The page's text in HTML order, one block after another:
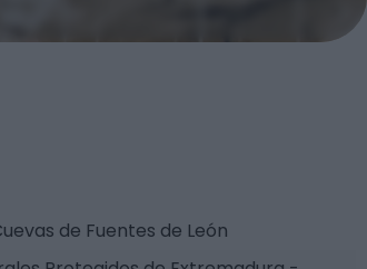
de Fuentes de León